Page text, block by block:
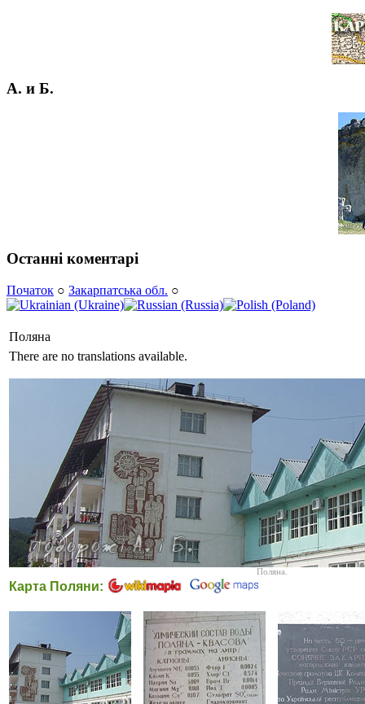
А. и Б.
Останні коментарі
Початок ○ Закарпатська обл. ○
Поляна
There are no translations available.
Поляна.
Карта Поляни: